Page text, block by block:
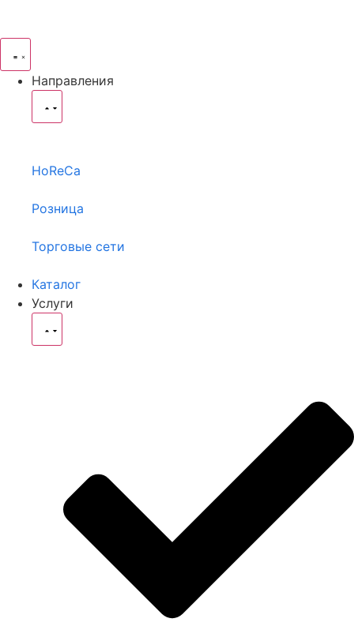
Направления
HoReCa
Розница
Торговые сети
Каталог
Услуги